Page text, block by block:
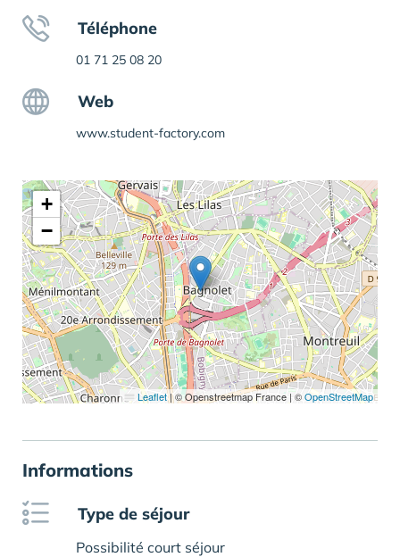
Téléphone
01 71 25 08 20
Web
www.student-factory.com
+
−
Leaflet|© Openstreetmap France | ©OpenStreetMap
Informations
Type de séjour
Possibilité court séjour